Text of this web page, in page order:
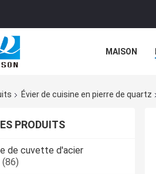
MAISON
Évier de cuisine en pierre de quartz
PRODUITS
de cuvette d'acier
(86)